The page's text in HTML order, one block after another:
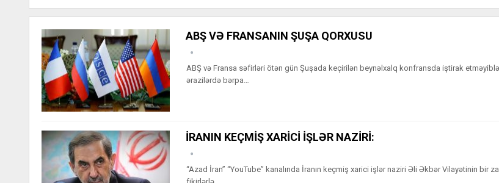
ABŞ VƏ FRANSANIN ŞUŞA QORXUSU
ABŞ və Fransa səfirləri ötən gün Şuşada keçirilən beynəlxalq konfransda iştirak
ərazilərdə bərpa…
İRANIN KEÇMİŞ XARİCİ İŞLƏR NAZİRİ:
“Azad İran” “YouTube” kanalında İranın keçmiş xarici işlər naziri Əli Əkbər Vilayətinin bir